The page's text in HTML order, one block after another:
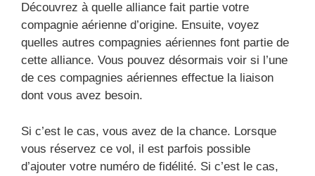
Découvrez à quelle alliance fait partie votre
compagnie aérienne d’origine. Ensuite, voyez
quelles autres compagnies aériennes font partie de
cette alliance. Vous pouvez désormais voir si l’une
de ces compagnies aériennes effectue la liaison
dont vous avez besoin.
Si c’est le cas, vous avez de la chance. Lorsque
vous réservez ce vol, il est parfois possible
d’ajouter votre numéro de fidélité. Si c’est le cas,